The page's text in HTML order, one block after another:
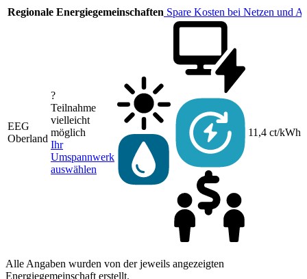
Regionale Energiegemeinschaften Spare Kosten bei Netzen und
EEG
Oberland
?
Teilnahme
vielleicht
möglich
Ihr
Umspannwerk
auswählen
11,4 ct/kWh
Alle Angaben wurden von der jeweils angezeigten
Energiegemeinschaft erstellt.